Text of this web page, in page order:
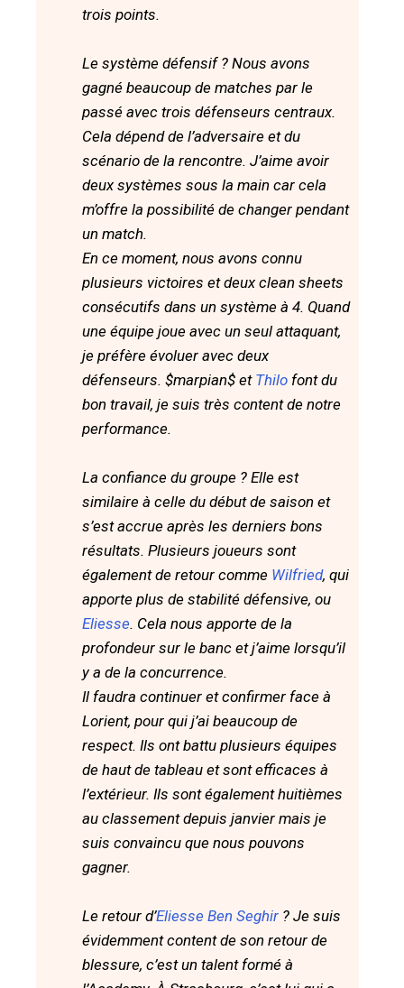
trois points.
Le système défensif ? Nous avons
gagné beaucoup de matches par le
passé avec trois défenseurs centraux.
Cela dépend de l’adversaire et du
scénario de la rencontre. J’aime avoir
deux systèmes sous la main car cela
m’offre la possibilité de changer pendant
un match.
En ce moment, nous avons connu
plusieurs victoires et deux clean sheets
consécutifs dans un système à 4. Quand
une équipe joue avec un seul attaquant,
je préfère évoluer avec deux
défenseurs. $marpian$ et Thilo font du
bon travail, je suis très content de notre
performance.
La confiance du groupe ? Elle est
similaire à celle du début de saison et
s’est accrue après les derniers bons
résultats. Plusieurs joueurs sont
également de retour comme Wilfried, qui
apporte plus de stabilité défensive, ou
Eliesse. Cela nous apporte de la
profondeur sur le banc et j’aime lorsqu’il
y a de la concurrence.
Il faudra continuer et confirmer face à
Lorient, pour qui j’ai beaucoup de
respect. Ils ont battu plusieurs équipes
de haut de tableau et sont efficaces à
l’extérieur. Ils sont également huitièmes
au classement depuis janvier mais je
suis convaincu que nous pouvons
gagner.
Le retour d’Eliesse Ben Seghir ? Je suis
évidemment content de son retour de
blessure, c’est un talent formé à